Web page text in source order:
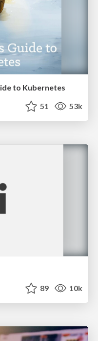
to Kubernetes
51 53k
89 10k